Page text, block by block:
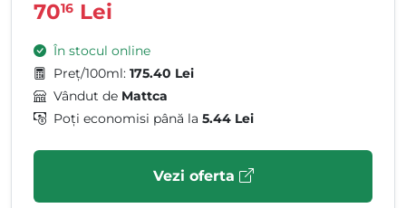
7016 Lei
În stocul online
Preț/100ml: 175.40 Lei
Vândut de Mattca
Poți economisi până la 5.44 Lei
Vezi oferta